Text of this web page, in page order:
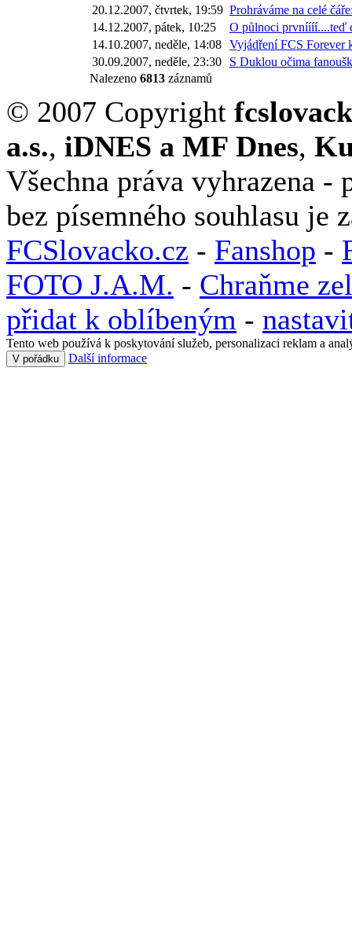
20.12.2007, čtvrtek, 19:59 Prohráváme na celé
14.12.2007, pátek, 10:25
O půlnoci prvníííí....teď
14.10.2007, neděle, 14:08 Vyjádření FCS Forever
30.09.2007, neděle, 23:30
S Duklou očima
Nalezeno 6813 záznamů
© 2007 Copyright
a.s., iDNES a MF Dnes,
Všechna práva vyhrazena -
bez písemného souhlasu je
FCSlovacko.cz - Fanshop -
FOTO J.A.M. - Chraňme
přidat k oblíbeným -
Tento web používá k poskytování služeb, personalizaci reklam a
V pořádku Další informace